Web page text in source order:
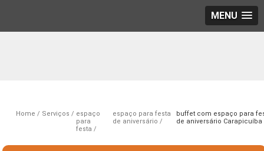
MENU
Home Serviços
espaço
para
festa
espaço para festa
de aniversário
buffet com espaço para
de aniversário Carapicuíba